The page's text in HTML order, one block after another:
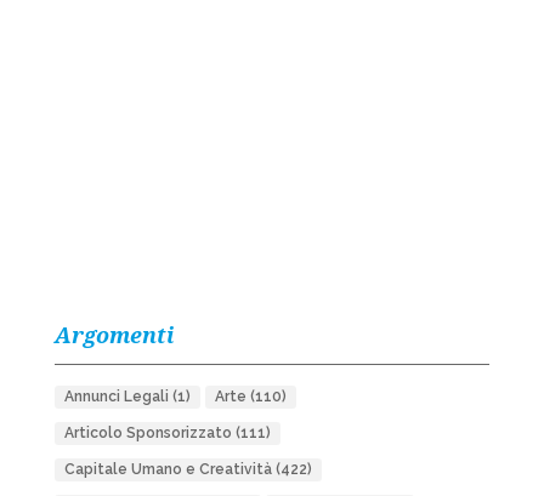
Argomenti
Annunci Legali (1) Arte (110)
Articolo Sponsorizzato (111)
Capitale Umano e Creatività(422)